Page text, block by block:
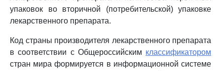
упаковок во вторичной (потребительской) упаковке
лекарственного препарата.
Код страны производителя лекарственного препарата
в соответствии с Общероссийским классификатором
стран мира формируется в информационной системе